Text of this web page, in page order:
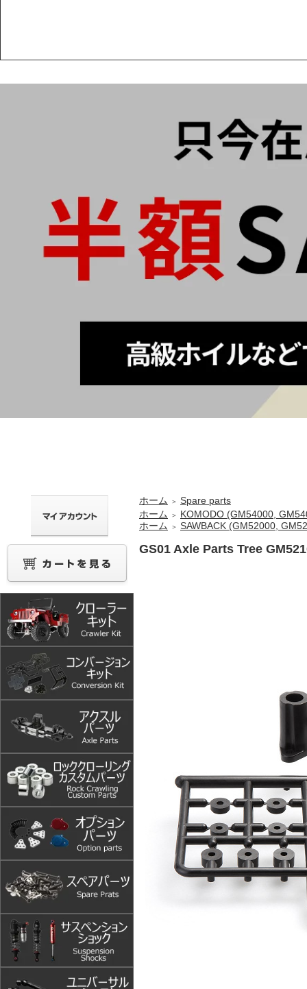
ホーム ＞ Spare parts
ホーム
＞
KOMODO (GM54000,
ホーム
＞ SAWBACK (GM52000,
GS01 Axle Parts Tree